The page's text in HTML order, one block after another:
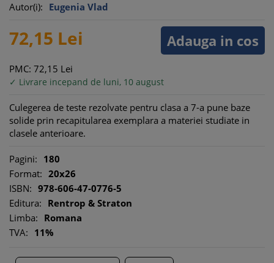
Autor(i): Eugenia Vlad
Adauga in cos
72,15 Lei
PMC: 72,15 Lei
✓ Livrare incepand de luni, 10 august
Culegerea de teste rezolvate pentru clasa a 7-a pune baze
solide prin recapitularea exemplara a materiei studiate in
clasele anterioare.
Pagini: 180
Format: 20x26
ISBN: 978-606-47-0776-5
Editura: Rentrop & Straton
Limba: Romana
TVA: 11%